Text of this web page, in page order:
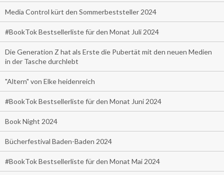
Media Control kürt den Sommerbeststeller 2024
#BookTok Bestsellerliste für den Monat Juli 2024
Die Generation Z hat als Erste die Pubertät mit den neuen Medien
in der Tasche durchlebt
"Altern" von Elke heidenreich
#BookTok Bestsellerliste für den Monat Juni 2024
Book Night 2024
Bücherfestival Baden-Baden 2024
#BookTok Bestsellerliste für den Monat Mai 2024